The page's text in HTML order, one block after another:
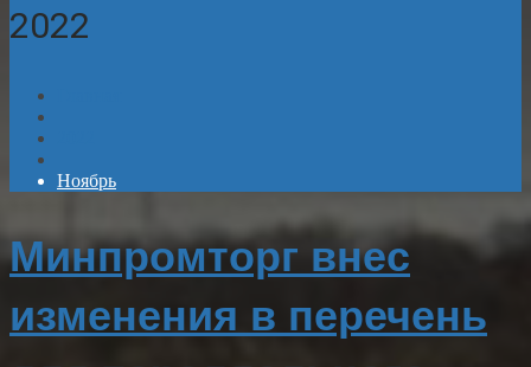
2022
Ноябрь
Минпромторг внес
изменения в перечень